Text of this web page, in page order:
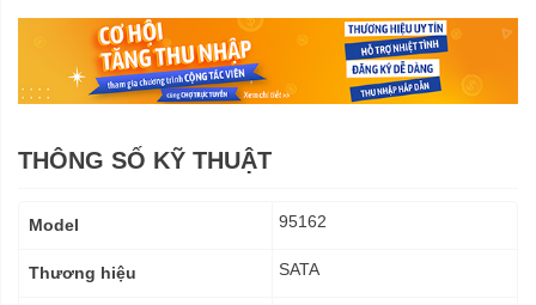
THÔNG SỐ KỸ THUẬT
kỹ
Model 95162
Thương hiệu SATA